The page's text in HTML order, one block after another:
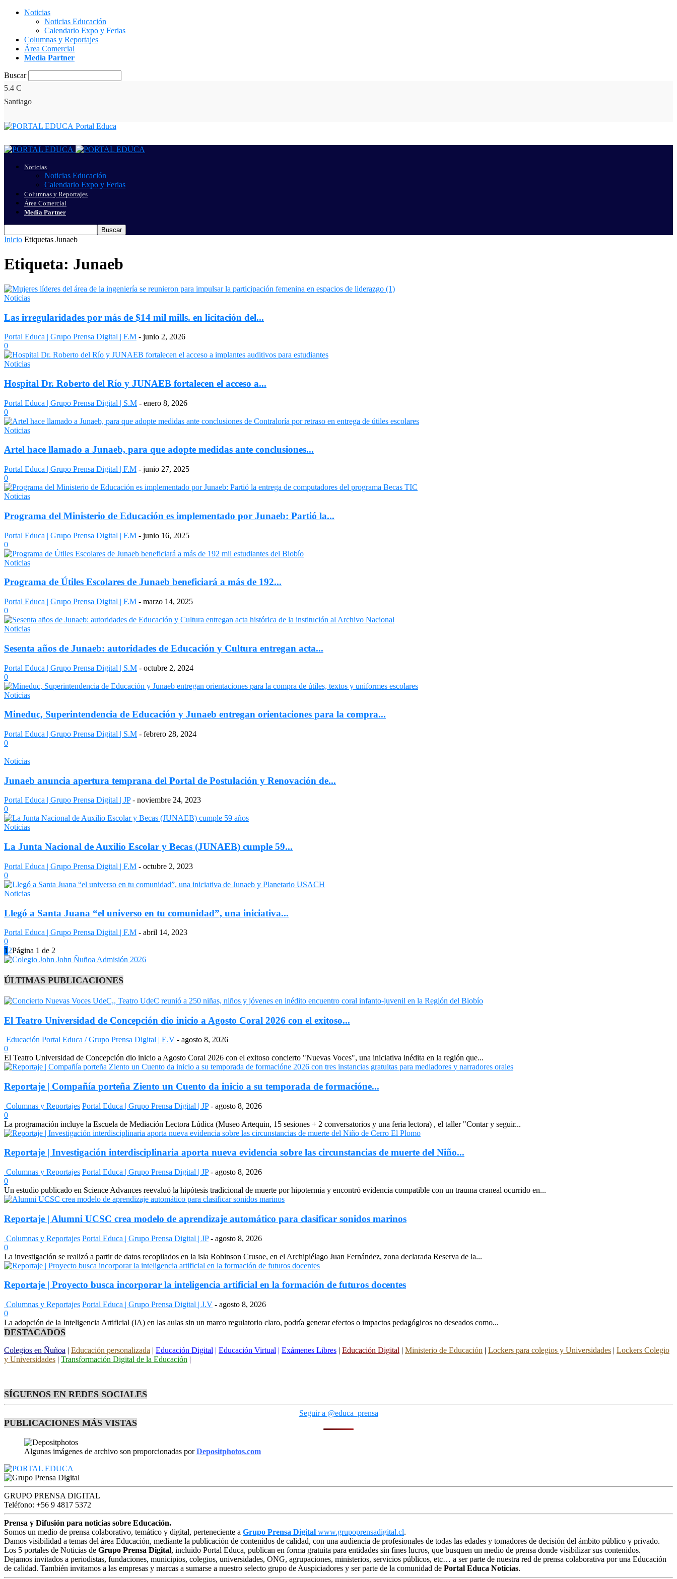
Noticias
Noticias Educación
Calendario Expo y Ferias
Columnas y Reportajes
Área Comercial
Media Partner
Buscar
5.4 C
Santiago
Portal Educa
Noticias
Noticias Educación
Calendario Expo y Ferias
Columnas y Reportajes
Área Comercial
Media Partner
Inicio Etiquetas Junaeb
Etiqueta: Junaeb
Noticias
Las irregularidades por más de $14 mil mills. en licitación del...
Portal Educa | Grupo Prensa Digital | F.M - junio 2, 2026
0
Noticias
Hospital Dr. Roberto del Río y JUNAEB fortalecen el acceso a...
Portal Educa | Grupo Prensa Digital | S.M - enero 8, 2026
0
Noticias
Artel hace llamado a Junaeb, para que adopte medidas ante conclusiones...
Portal Educa | Grupo Prensa Digital | F.M - junio 27, 2025
0
Noticias
Programa del Ministerio de Educación es implementado por Junaeb: Partió la...
Portal Educa | Grupo Prensa Digital | F.M - junio 16, 2025
0
Noticias
Programa de Útiles Escolares de Junaeb beneficiará a más de 192...
Portal Educa | Grupo Prensa Digital | F.M - marzo 14, 2025
0
Noticias
Sesenta años de Junaeb: autoridades de Educación y Cultura entregan acta...
Portal Educa | Grupo Prensa Digital | S.M - octubre 2, 2024
0
Noticias
Mineduc, Superintendencia de Educación y Junaeb entregan orientaciones para la compra...
Portal Educa | Grupo Prensa Digital | S.M - febrero 28, 2024
0
Noticias
Junaeb anuncia apertura temprana del Portal de Postulación y Renovación de...
Portal Educa | Grupo Prensa Digital | JP - noviembre 24, 2023
0
Noticias
La Junta Nacional de Auxilio Escolar y Becas (JUNAEB) cumple 59...
Portal Educa | Grupo Prensa Digital | F.M - octubre 2, 2023
0
Noticias
Llegó a Santa Juana “el universo en tu comunidad”, una iniciativa...
Portal Educa | Grupo Prensa Digital | F.M - abril 14, 2023
0
1 2Página 1 de 2
ÚLTIMAS PUBLICACIONES
El Teatro Universidad de Concepción dio inicio a Agosto Coral 2026 con el exitoso...
Educación Portal Educa / Grupo Prensa Digital | E.V - agosto 8, 2026
0
El Teatro Universidad de Concepción dio inicio a Agosto Coral 2026 con el exitoso concierto "Nuevas Voces", una iniciativa inédita en la región que...
Reportaje | Compañía porteña Ziento un Cuento da inicio a su temporada de formacióne...
Columnas y Reportajes Portal Educa | Grupo Prensa Digital | JP - agosto 8, 2026
0
La programación incluye la Escuela de Mediación Lectora Lúdica (Museo Artequin, 15 sesiones + 2 conversatorios y una feria lectora) , el taller "Contar y seguir...
Reportaje | Investigación interdisciplinaria aporta nueva evidencia sobre las circunstancias de muerte del Niño...
Columnas y Reportajes Portal Educa | Grupo Prensa Digital | JP - agosto 8, 2026
0
Un estudio publicado en Science Advances reevaluó la hipótesis tradicional de muerte por hipotermia y encontró evidencia compatible con un trauma craneal ocurrido en...
Reportaje | Alumni UCSC crea modelo de aprendizaje automático para clasificar sonidos marinos
Columnas y Reportajes Portal Educa | Grupo Prensa Digital | JP - agosto 8, 2026
0
La investigación se realizó a partir de datos recopilados en la isla Robinson Crusoe, en el Archipiélago Juan Fernández, zona declarada Reserva de la...
Reportaje | Proyecto busca incorporar la inteligencia artificial en la formación de futuros docentes
Columnas y Reportajes Portal Educa | Grupo Prensa Digital | J.V - agosto 8, 2026
0
La adopción de la Inteligencia Artificial (IA) en las aulas sin un marco regulatorio claro, podría generar efectos o impactos pedagógicos no deseados como...
DESTACADOS
Colegios en Ñuñoa | Educación personalizada | Educación Digital | Educación Virtual | Exámenes Libres | Educación Digital | Ministerio de Educación | Lockers para colegios y Universidades | Lockers Colegio
y Universidades | Transformación Digital de la Educación |
SÍGUENOS EN REDES SOCIALES
Seguir a @educa_prensa
PUBLICACIONES MÁS VISTAS
Algunas imágenes de archivo son proporcionadas porDepositphotos.com
GRUPO PRENSA DIGITAL
Teléfono: +56 9 4817 5372
Prensa y Difusión para noticias sobre Educación.
Somos un medio de prensa colaborativo, temático y digital, perteneciente a Grupo Prensa Digital www.grupoprensadigital.cl.
Damos visibilidad a temas del área Educación, mediante la publicación de contenidos de calidad, con una audiencia de profesionales de todas las edades y tomadores de decisión del ámbito público y privado.
Los 5 portales de Noticias de Grupo Prensa Digital, incluido Portal Educa, publican en forma gratuita para entidades sin fines lucros, que busquen un medio de prensa donde visibilizar sus contenidos.
Dejamos invitados a periodistas, fundaciones, municipios, colegios, universidades, ONG, agrupaciones, ministerios, servicios públicos, etc… a ser parte de nuestra red de prensa colaborativa por una Educación
de calidad. También invitamos a las empresas y marcas a sumarse a nuestro selecto grupo de Auspiciadores y ser parte de la comunidad de Portal Educa Noticias.